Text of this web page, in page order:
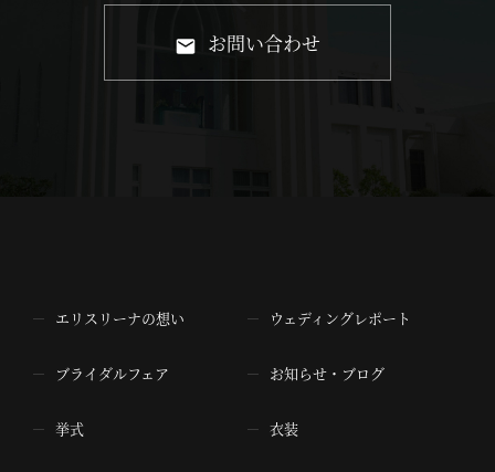
お問い合わせ
エリスリーナの想い
ブライダルフェア
挙式
ウェディングレポート
お知らせ・ブログ
衣装